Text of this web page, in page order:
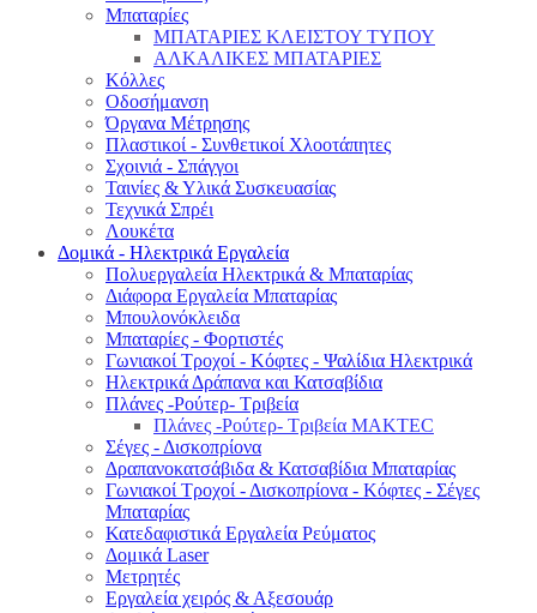
Μπαταρίες
ΜΠΑΤΑΡΙΕΣ ΚΛΕΙΣΤΟΥ ΤΥΠΟΥ
ΑΛΚΑΛΙΚΕΣ ΜΠΑΤΑΡΙΕΣ
Κόλλες
Οδοσήμανση
Όργανα Μέτρησης
Πλαστικοί - Συνθετικοί Χλοοτάπητες
Σχοινιά - Σπάγγοι
Ταινίες & Υλικά Συσκευασίας
Τεχνικά Σπρέι
Λουκέτα
Δομικά - Ηλεκτρικά Εργαλεία
Πολυεργαλεία Ηλεκτρικά & Μπαταρίας
Διάφορα Εργαλεία Μπαταρίας
Μπουλονόκλειδα
Μπαταρίες - Φορτιστές
Γωνιακοί Τροχοί - Κόφτες - Ψαλίδια Ηλεκτρικά
Ηλεκτρικά Δράπανα και Κατσαβίδια
Πλάνες -Ρούτερ- Τριβεία
Πλάνες -Ρούτερ- Τριβεία MAKTEC
Σέγες - Δισκοπρίονα
Δραπανοκατσάβιδα & Κατσαβίδια Μπαταρίας
Γωνιακοί Τροχοί - Δισκοπρίονα - Κόφτες - Σέγες
Μπαταρίας
Κατεδαφιστικά Εργαλεία Ρεύματος
Δομικά Laser
Μετρητές
Εργαλεία χειρός & Αξεσουάρ